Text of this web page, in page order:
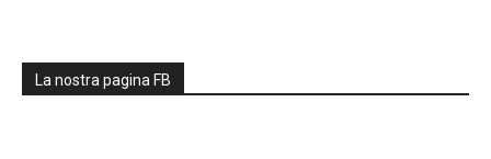
La nostra pagina FB